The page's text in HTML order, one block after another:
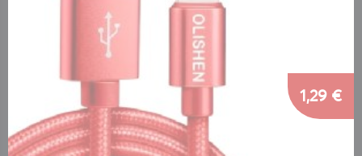
1,29 €